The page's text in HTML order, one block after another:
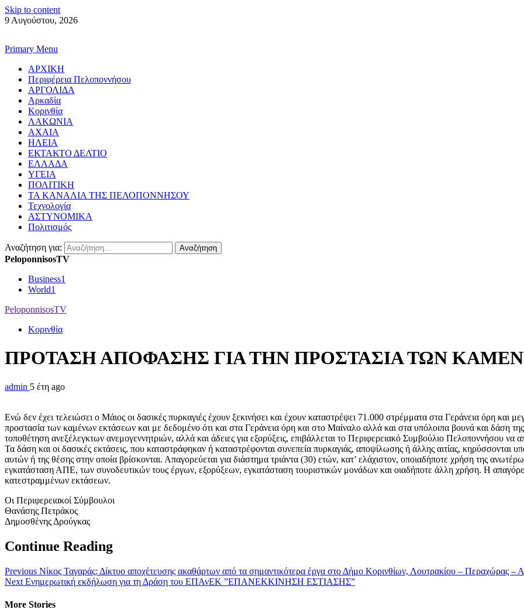
Skip to content
9 Αυγούστου, 2026
Primary Menu
ΑΡΧΙΚΗ
Περιφέρεια Πελοποννήσου
ΑΡΓΟΛΙΔΑ
Αρκαδία
Κορινθία
ΛΑΚΩΝΙΑ
ΑΧΑΙΑ
ΗΛΕΙΑ
ΕΚΤΑΚΤΟ ΔΕΛΤΙΟ
ΕΛΛΑΔΑ
ΥΓΕΙΑ
ΠΟΛΙΤΙΚΗ
ΤΑ ΚΑΝΑΛΙΑ ΤΗΣ ΠΕΛΟΠΟΝΝΗΣΟΥ
Τεχνολογία
ΑΣΤΥΝΟΜΙΚΑ
Πολιτισμός
Αναζήτηση για:
PeloponnisosTV
Business1
World1
PeloponnisosTV
Κορινθία
ΠΡΟΤΑΣΗ ΑΠΟΦΑΣΗΣ ΓΙΑ ΤΗΝ ΠΡΟΣΤΑΣΙΑ ΤΩΝ
admin 5 έτη ago
Ενώ δεν έχει τελειώσει ο Μάιος οι δασικές πυρκαγιές έχουν ξεκινήσει και έχουν καταστρέψει 71.000 στρέμματα στα Γεράνεια όρη και
προστασία των καμένων εκτάσεων και με δεδομένο ότι και στα Γεράνεια όρη και στο Μαίναλο αλλά και στα υπόλοιπα βουνά και δάση
τοποθέτηση ανεξέλεγκτων ανεμογεννητριών, αλλά και άδειες για εξορύξεις, επιβάλλεται το Περιφερειακό Συμβούλιο Πελοποννήσου να
Τα δάση και οι δασικές εκτάσεις, που καταστράφηκαν ή καταστρέφονται συνεπεία πυρκαγιάς, αποψίλωσης ή άλλης αιτίας, κηρύσσονται
αυτών ή της θέσης στην οποία βρίσκονται. Απαγορεύεται για διάστημα τριάντα (30) ετών, κατ’ ελάχιστον, οποιαδήποτε χρήση της
εγκατάσταση ΑΠΕ, των συνοδευτικών τους έργων, εξορύξεων, εγκατάσταση τουριστικών μονάδων και οιαδήποτε άλλη χρήση. Η
κατεστραμμένων εκτάσεων.
Οι Περιφερειακοί Σύμβουλοι
Θανάσης Πετράκος
Δημοσθένης Δρούγκας
Continue Reading
Previous Νίκος Ταγαράς: Δίκτυο αποχέτευσης ακαθάρτων από τα σημαντικότερα έργα στο Δήμο Κορινθίων, Λουτρακίου – Περαχώρας
Next Ενημερωτική εκδήλωση για τη Δράση του ΕΠΑνΕΚ ”ΕΠΑΝΕKΚΙΝΗΣΗ ΕΣΤΙΑΣΗΣ”
More Stories